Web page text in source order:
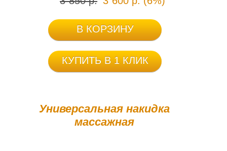
Универсальная накидка
массажная
В КОРЗИНУ
КУПИТЬ В 1 КЛИК